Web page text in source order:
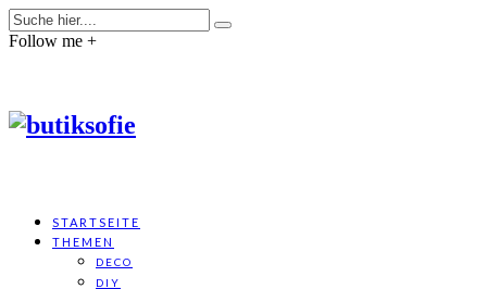
Follow me +
STARTSEITE
THEMEN
DECO
DIY